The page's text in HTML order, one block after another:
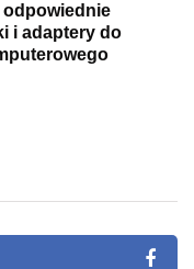
i adaptery do